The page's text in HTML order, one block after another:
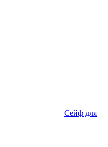
Сейф для